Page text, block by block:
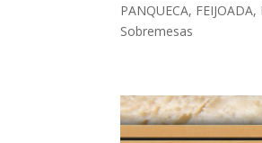
PANQUECA,
Sobremesas